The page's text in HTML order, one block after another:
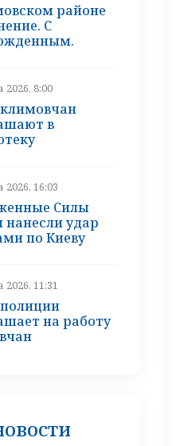
районе
С
2026, 8:00
в
2026, 16:03
Силы
нанесли удар
по Киеву
2026, 11:31
на работу